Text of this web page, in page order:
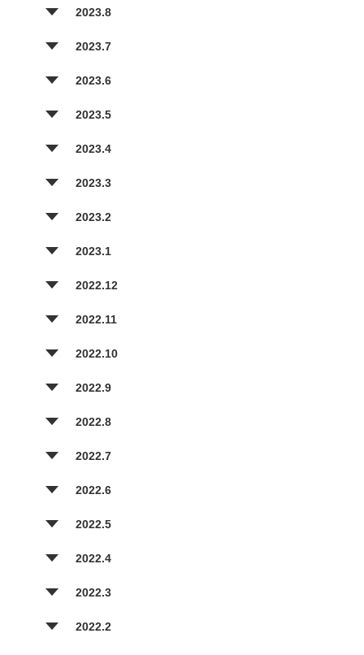
2023.8
2023.7
2023.6
2023.5
2023.4
2023.3
2023.2
2023.1
2022.12
2022.11
2022.10
2022.9
2022.8
2022.7
2022.6
2022.5
2022.4
2022.3
2022.2